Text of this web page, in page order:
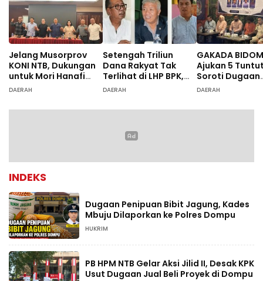
Jelang Musorprov
KONI NTB, Dukungan
untuk Mori Hanafi
Menguat
DAERAH
Setengah Triliun
Dana Rakyat Tak
Terlihat di LHP BPK,
Legislator PDIP DPRD
Investigatif
DAERAH
GAKADA BIDOM
Ajukan 5
Soroti Dugaan
DAERAH
INDEKS
Dugaan Penipuan Bibit Jagung, Kades
Mbuju Dilaporkan ke Polres Dompu
HUKRIM
PB HPM NTB Gelar Aksi Jilid II, Desak KPK
Usut Dugaan Jual Beli Proyek di Dompu